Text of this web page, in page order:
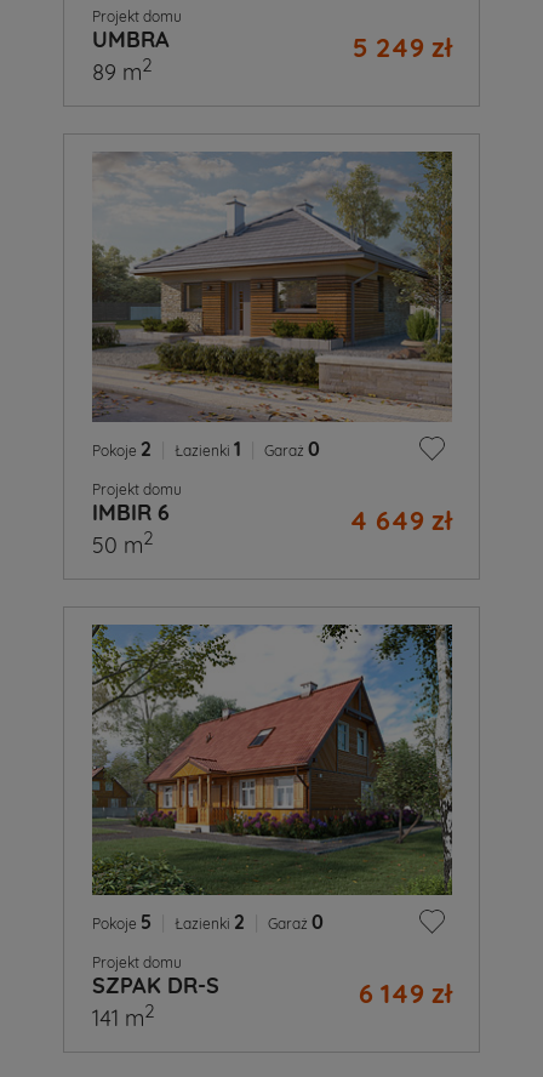
Projekt domu
UMBRA 5 249 zł
89 m2
Pokoje 2 Łazienki 1 Garaż 0
Projekt domu
IMBIR 6 4 649 zł
50 m2
Pokoje 5 Łazienki 2 Garaż 0
Projekt domu
SZPAK DR-S 6 149 zł
141 m2